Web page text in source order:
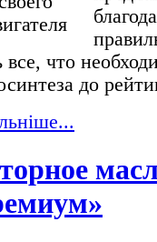
все, что
до